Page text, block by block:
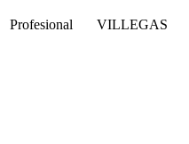
Profesional VILLEGAS